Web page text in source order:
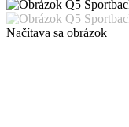
Načítava sa obrázok